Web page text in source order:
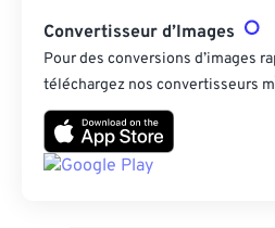
Convertisseur d’Images
Pour des conversions d’images
téléchargez nos convertisseurs